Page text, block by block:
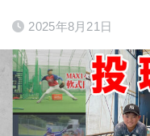
2025年8月21日